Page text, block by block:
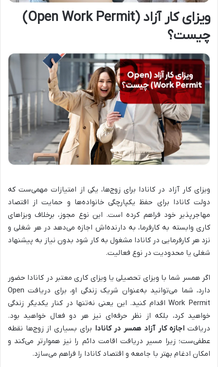
ویزای کار آزاد (Open Work Permit)
چیست؟
ویزای کار آزاد در کانادا برای زوج‌ها، یکی از امتیازات مهمی‌ست که
دولت کانادا برای حفظ یکپارچگی خانواده‌ها و حمایت از اقتصاد
مهاجرپذیر خود فراهم کرده است. این نوع مجوز، برخلاف ویزاهای
کاری وابسته به کارفرما، به دارنده‌اش اجازه می‌دهد در هر شغلی و
نزد هر کارفرمایی در کانادا مشغول به کار شود بدون نیاز به پیشنهاد
شغلی یا محدودیت در نوع فعالیت.
اگر همسر شما با ویزای تحصیلی یا ویزای کاری معتبر در کانادا حضور
دارد، شما می‌توانید به‌عنوان شریک زندگی او، برای دریافت Open
Work Permit اقدام کنید. این یعنی نه‌تنها در کنار یکدیگر زندگی
خواهید کرد، بلکه از نظر حرفه‌ای نیز هر دو فعال خواهید بود.
دریافت اجازه کار آزاد همسر در کانادا برای بسیاری از زوج‌ها نقطه
عطفی‌ست؛ زیرا مسیر دریافت اقامت دائم را نیز هموارتر می‌کند و
امکان ادغام بهتر با جامعه و اقتصاد کانادا را فراهم می‌سازد.